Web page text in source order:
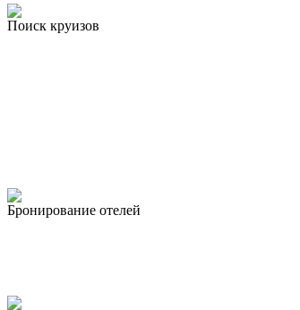
Поиск круизов
Бронирование отелей